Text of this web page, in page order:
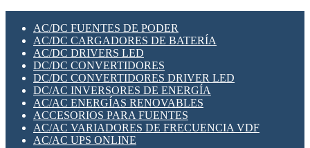
SWITCH Y MICROSWITCH
TARJETAS PI
UNIÓN Y DERIVACIÓN DE CABLE
PLACAS MODULARES IOT
SWITCHES Y REDES WIFI
SOLUCIONES IOT
SOLUCIONES LORAWAN
SOLUCIONES RED CELULAR
SEGURIDAD PARA REDES
SWITCHES LAN
TELEFONÍA IP (VOIP)
VIGILANCIA IP (CCTV)
MESHTASTIC
AC/DC FUENTES DE PODER
AC/DC CARGADORES DE BATERÍA
AC/DC DRIVERS LED
DC/DC CONVERTIDORES
DC/DC CONVERTIDORES DRIVER LED
DC/AC INVERSORES DE ENERGÍA
AC/AC ENERGÍAS RENOVABLES
ACCESORIOS PARA FUENTES
AC/AC VARIADORES DE FRECUENCIA VDF
AC/AC UPS ONLINE